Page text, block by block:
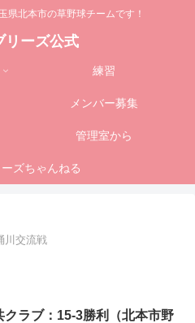
北本市の草野球チームです！
リーズ公式
練習
メンバー募集
管理室から
ズちゃんねる
川交流戦
クラブ：15-3勝利（北本市野